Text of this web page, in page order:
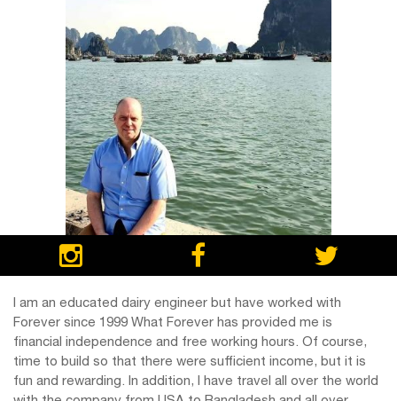
I am an educated dairy engineer but have worked with
Forever since 1999 What Forever has provided me is
financial independence and free working hours. Of course,
time to build so that there were sufficient income, but it is
fun and rewarding. In addition, I have travel all over the world